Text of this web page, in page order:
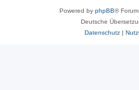
Powered by phpBB®
Deutsche
Datenschutz|